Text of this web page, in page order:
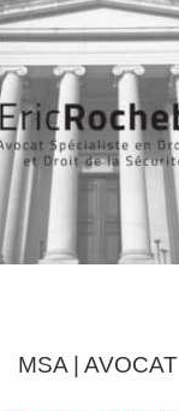
MSA | AVOCAT